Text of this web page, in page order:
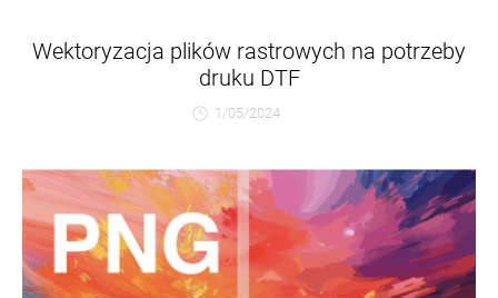
Wektoryzacja plików rastrowych na potrzeby
druku DTF
1/05/2024